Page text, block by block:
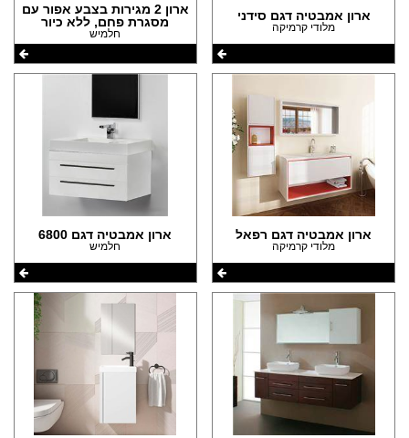
ארון אמבטיה דגם סידני
מלודי קרמיקה
ארון 2 מגירות בצבע אפור עם
מסגרת פחם, ללא כיור
חלמיש
ארון אמבטיה דגם רפאל
מלודי קרמיקה
ארון אמבטיה דגם 6800
חלמיש